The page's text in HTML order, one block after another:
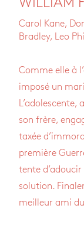
WILLIAM
Carol Kane,
Bradley, Leo
Comme elle à
imposé un
son frère,
taxée
première
tente
solution.
meilleur ami